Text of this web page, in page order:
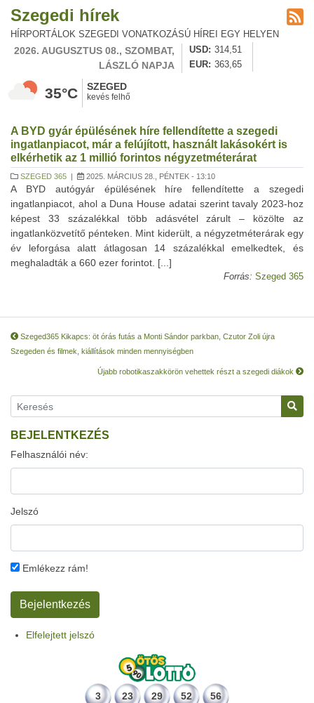
Szegedi hírek
HÍRPORTÁLOK SZEGEDI VONATKOZÁSÚ HÍREI EGY HELYEN
2026. AUGUSZTUS 08., SZOMBAT,
LÁSZLÓ NAPJA
USD
314,51
EUR
363,65
35°C SZEGED
kevés felhő
A BYD gyár épülésének híre fellendítette a szegedi
ingatlanpiacot, már a felújított, használt lakásokért is
elkérhetik az 1 millió forintos négyzetméterárat
SZEGED 365 | 2025. MÁRCIUS 28., PÉNTEK - 13:10
A BYD autógyár épülésének híre fellendítette a szegedi
ingatlanpiacot, ahol a Duna House adatai szerint tavaly 2023-hoz
képest 33 százalékkal több adásvétel zárult – közölte az
ingatlanközvetítő pénteken. Mint kiderült, a négyzetméterárak egy
év leforgása alatt átlagosan 14 százalékkal emelkedtek, és
meghaladták a 660 ezer forintot. [...]
Forrás: Szeged 365
Szeged365 Kikapcs: öt órás futás a Monti Sándor parkban, Czutor Zoli újra
Szegeden és filmek, kiállítások minden mennyiségben
Újabb robotikaszakkörön vehettek részt a szegedi diákok
BEJELENTKEZÉS
Felhasználói név:
Jelszó
Emlékezz rám!
Elfelejtett jelszó
3 23 29 52 56